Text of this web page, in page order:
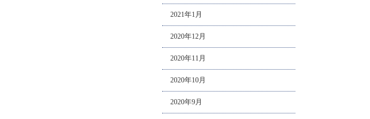
2021年1月
2020年12月
2020年11月
2020年10月
2020年9月